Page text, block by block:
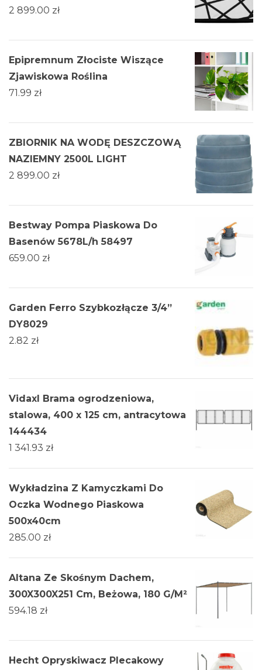
2 899.00 zł
Epipremnum Złociste Wiszące
Zjawiskowa Roślina
71.99 zł
ZBIORNIK NA WODĘ DESZCZOWĄ
NAZIEMNY 2500L LIGHT
2 899.00 zł
Bestway Pompa Piaskowa Do
Basenów 5678L/h 58497
659.00 zł
Garden Ferro Szybkozłącze 3/4”
DY8029
2.82 zł
Vidaxl Brama ogrodzeniowa,
stalowa, 400 x 125 cm, antracytowa
144434
1 341.93 zł
Wykładzina Z Kamyczkami Do
Oczka Wodnego Piaskowa
500x40cm
285.00 zł
Altana Ze Skośnym Dachem,
300X300X251 Cm, Beżowa, 180 G/M²
594.18 zł
Hecht Opryskiwacz Plecakowy